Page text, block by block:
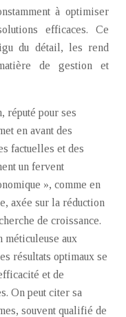
à optimiser
efficaces. Ce
du détail, les rend
de gestion et
réputé pour ses
en avant des
factuelles et des
un fervent
», comme en
axée sur la réduction
de croissance.
méticuleuse aux
résultats optimaux se
et de
On peut citer sa
souvent qualifié de